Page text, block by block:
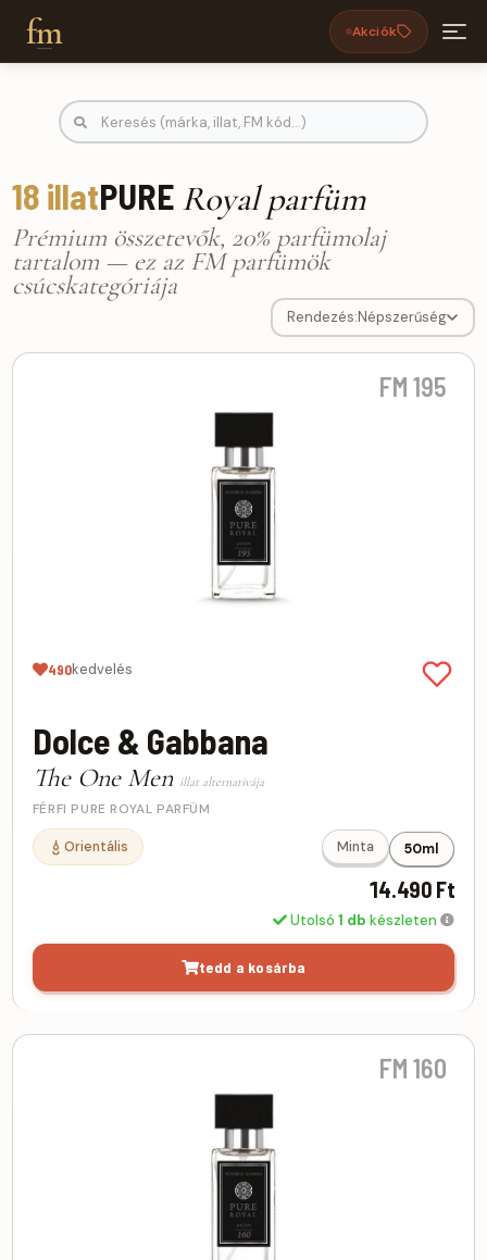
fm Akciók
Férfi illatok, PURE Royal parfüm
18 illatPURE Royal parfüm
Prémium összetevők, 20% parfümolaj
tartalom — ez az FM parfümök
csúcskategóriája
Rendezés:Népszerűség
FM 195
490kedvelés
Dolce & Gabbana
The One Men illat alternatívája
FÉRFI PURE ROYAL PARFÜM
Orientális Minta 50ml
14.490 Ft
Utolsó1 db készleten
tedd a kosárba
FM 160